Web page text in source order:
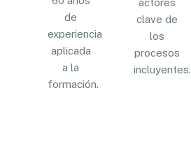
de
experiencia
aplicada
a la
formación.
actores
clave de
los
procesos
incluyentes.